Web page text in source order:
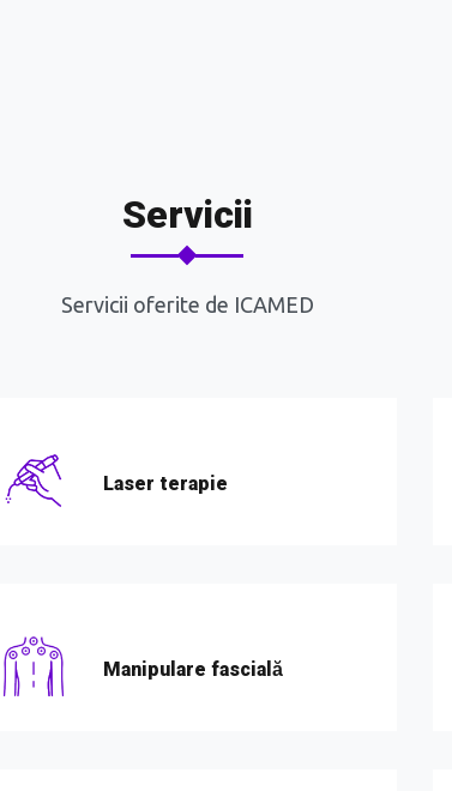
Servicii
Servicii oferite de ICAMED
Laser terapie
Manipulare fascială